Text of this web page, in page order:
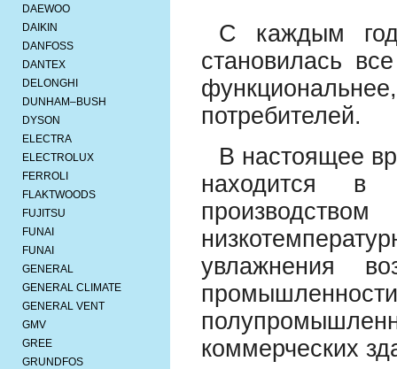
DAEWOO
DAIKIN
DANFOSS
DANTEX
DELONGHI
DUNHAM–BUSH
DYSON
ELECTRA
ELECTROLUX
FERROLI
FLAKTWOODS
FUJITSU
FUNAI
FUNAI
GENERAL
GENERAL CLIMATE
GENERAL VENT
GMV
GREE
GRUNDFOS
С каждым
становилась
потребителей.
В настоящее
находится в
увлажнения
коммерческих